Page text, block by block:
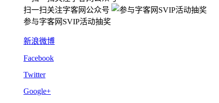
扫一扫关注字客网公众号
参与字客网SVIP活动抽奖
新浪微博
Facebook
Twitter
Google+